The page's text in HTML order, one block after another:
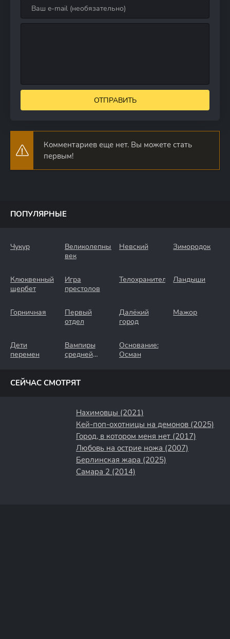
ОТПРАВИТЬ
Комментариев еще нет. Вы можете стать
первым!
ПОПУЛЯРНЫЕ
Чукур
Великолепный
век
Невский Зимородок
Клюквенный
щербет
Игра
престолов
Телохранители Ландыши
Горничная
Первый
отдел
Далёкий
город
Мажор
Дети
перемен
Вампиры
средней
Основание:
Осман
СЕЙЧАС СМОТРЯТ
Нахимовцы (2021)
Кей-поп-охотницы на демонов (2025)
Город, в котором меня нет (2017)
Любовь на острие ножа (2007)
Берлинская жара (2025)
Самара 2 (2014)